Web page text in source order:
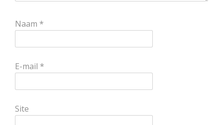
Naam *
E-mail *
Site